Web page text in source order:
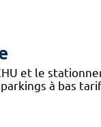
et le
à bas